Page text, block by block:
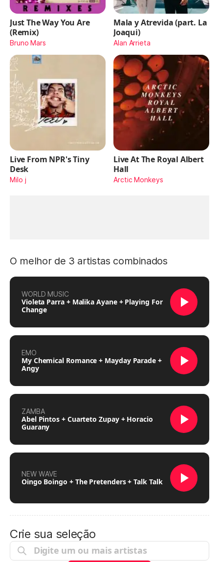
Just The Way You Are
(Remix)
Bruno Mars
Mala y Atrevida (part. La
Joaqui)
Alan Arrieta
Live From NPR's Tiny
Desk
Milo j
Live At The Royal Albert
Hall
Arctic Monkeys
O melhor de 3 artistas combinados
WORLD MUSIC
Violeta Parra + Malika Ayane + Playing For
Change
EMO
My Chemical Romance + Mayday Parade +
Angy
ZAMBA
Abel Pintos + Cuarteto Zupay + Horacio
Guarany
NEW WAVE
Oingo Boingo + The Pretenders + Talk Talk
Crie sua seleção